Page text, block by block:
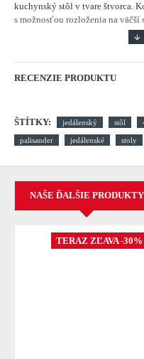
kuchynský stôl v tvare štvorca.
s možnosťou rozloženia na väčší
RECENZIE PRODUKTU
ŠTÍTKY: jedálenský stôl
palisander jedálenské stoly
NAŠE ĎALŠIE PRODUKTY
TERAZ ZĽAVA -30%